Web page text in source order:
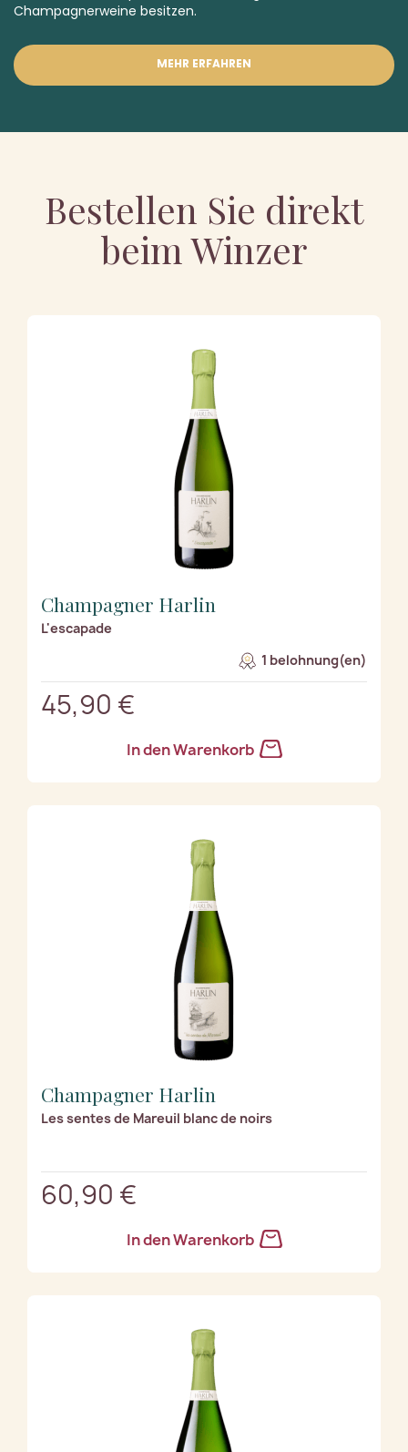
Champagnerweine besitzen.
MEHR ERFAHREN
Bestellen Sie direkt
beim Winzer
Champagner Harlin
L'escapade
1 belohnung(en)
45,90 €
In den Warenkorb
Champagner Harlin
Les sentes de Mareuil blanc de noirs
60,90 €
In den Warenkorb